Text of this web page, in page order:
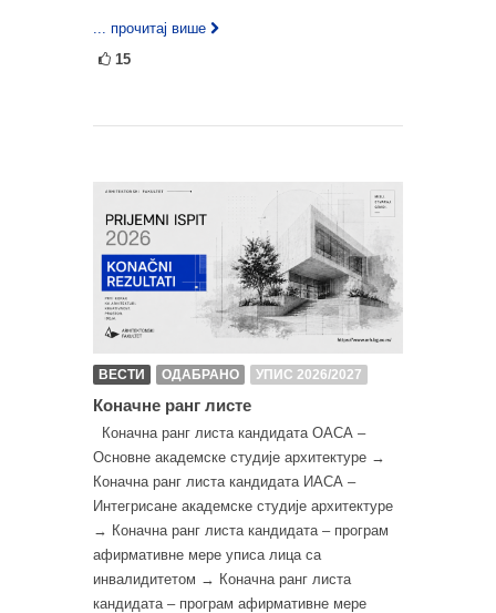
... прочитај више
15
ВЕСТИ ОДАБРАНО УПИС 2026/2027
Коначне ранг листе
Коначна ранг листа кандидата ОАСА –
Основне академске студије архитектуре →
Коначна ранг листа кандидата ИАСА –
Интегрисане академске студије архитектуре
→ Коначна ранг листа кандидата – програм
афирмативне мере уписа лица са
инвалидитетом → Коначна ранг листа
кандидата – програм афирмативне мере